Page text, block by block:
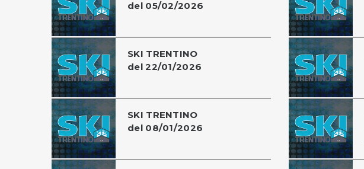
del 05/02/2026
SKI TRENTINO
del 22/01/2026
SKI TRENTINO
del 08/01/2026